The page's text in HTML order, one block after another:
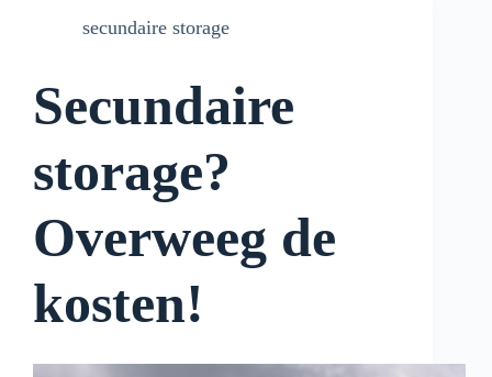
secundaire storage
Secundaire
storage?
Overweeg de
kosten!